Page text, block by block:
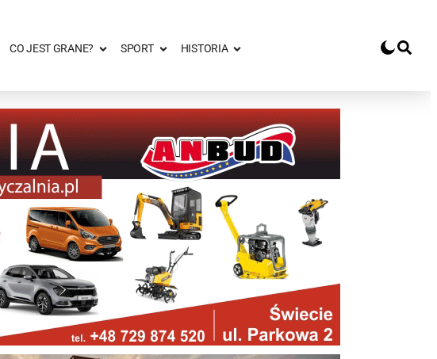
CO JEST GRANE? SPORT HISTORIA